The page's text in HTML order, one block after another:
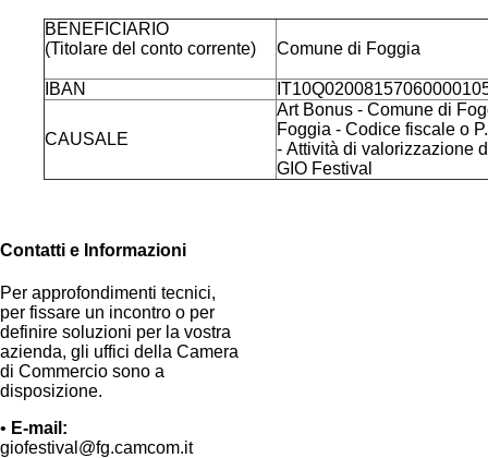
BENEFICIARIO
(Titolare del conto corrente)
Comune di Foggia
IBAN
CAUSALE
Art Bonus - Comune di
Foggia - Codice fiscale o
- Attività di valorizzazione
GIO Festival
Contatti e Informazioni
Per approfondimenti tecnici,
per fissare un incontro o per
definire soluzioni per la vostra
azienda, gli uffici della Camera
di Commercio sono a
disposizione.
• E-mail:
giofestival@fg.camcom.it